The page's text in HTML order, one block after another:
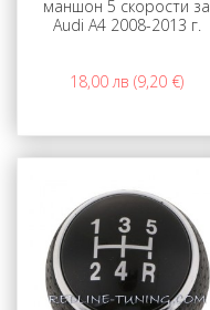
маншон 5 скорости за
Audi A4 2008-2013 г.
18,00 лв (9,20 €)